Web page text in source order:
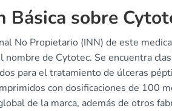
Básica sobre
No Propietario (INN) de este
nombre de Cytotec. Se encuentra
para el tratamiento de úlceras
con dosificaciones de 100
de la marca, además de otros